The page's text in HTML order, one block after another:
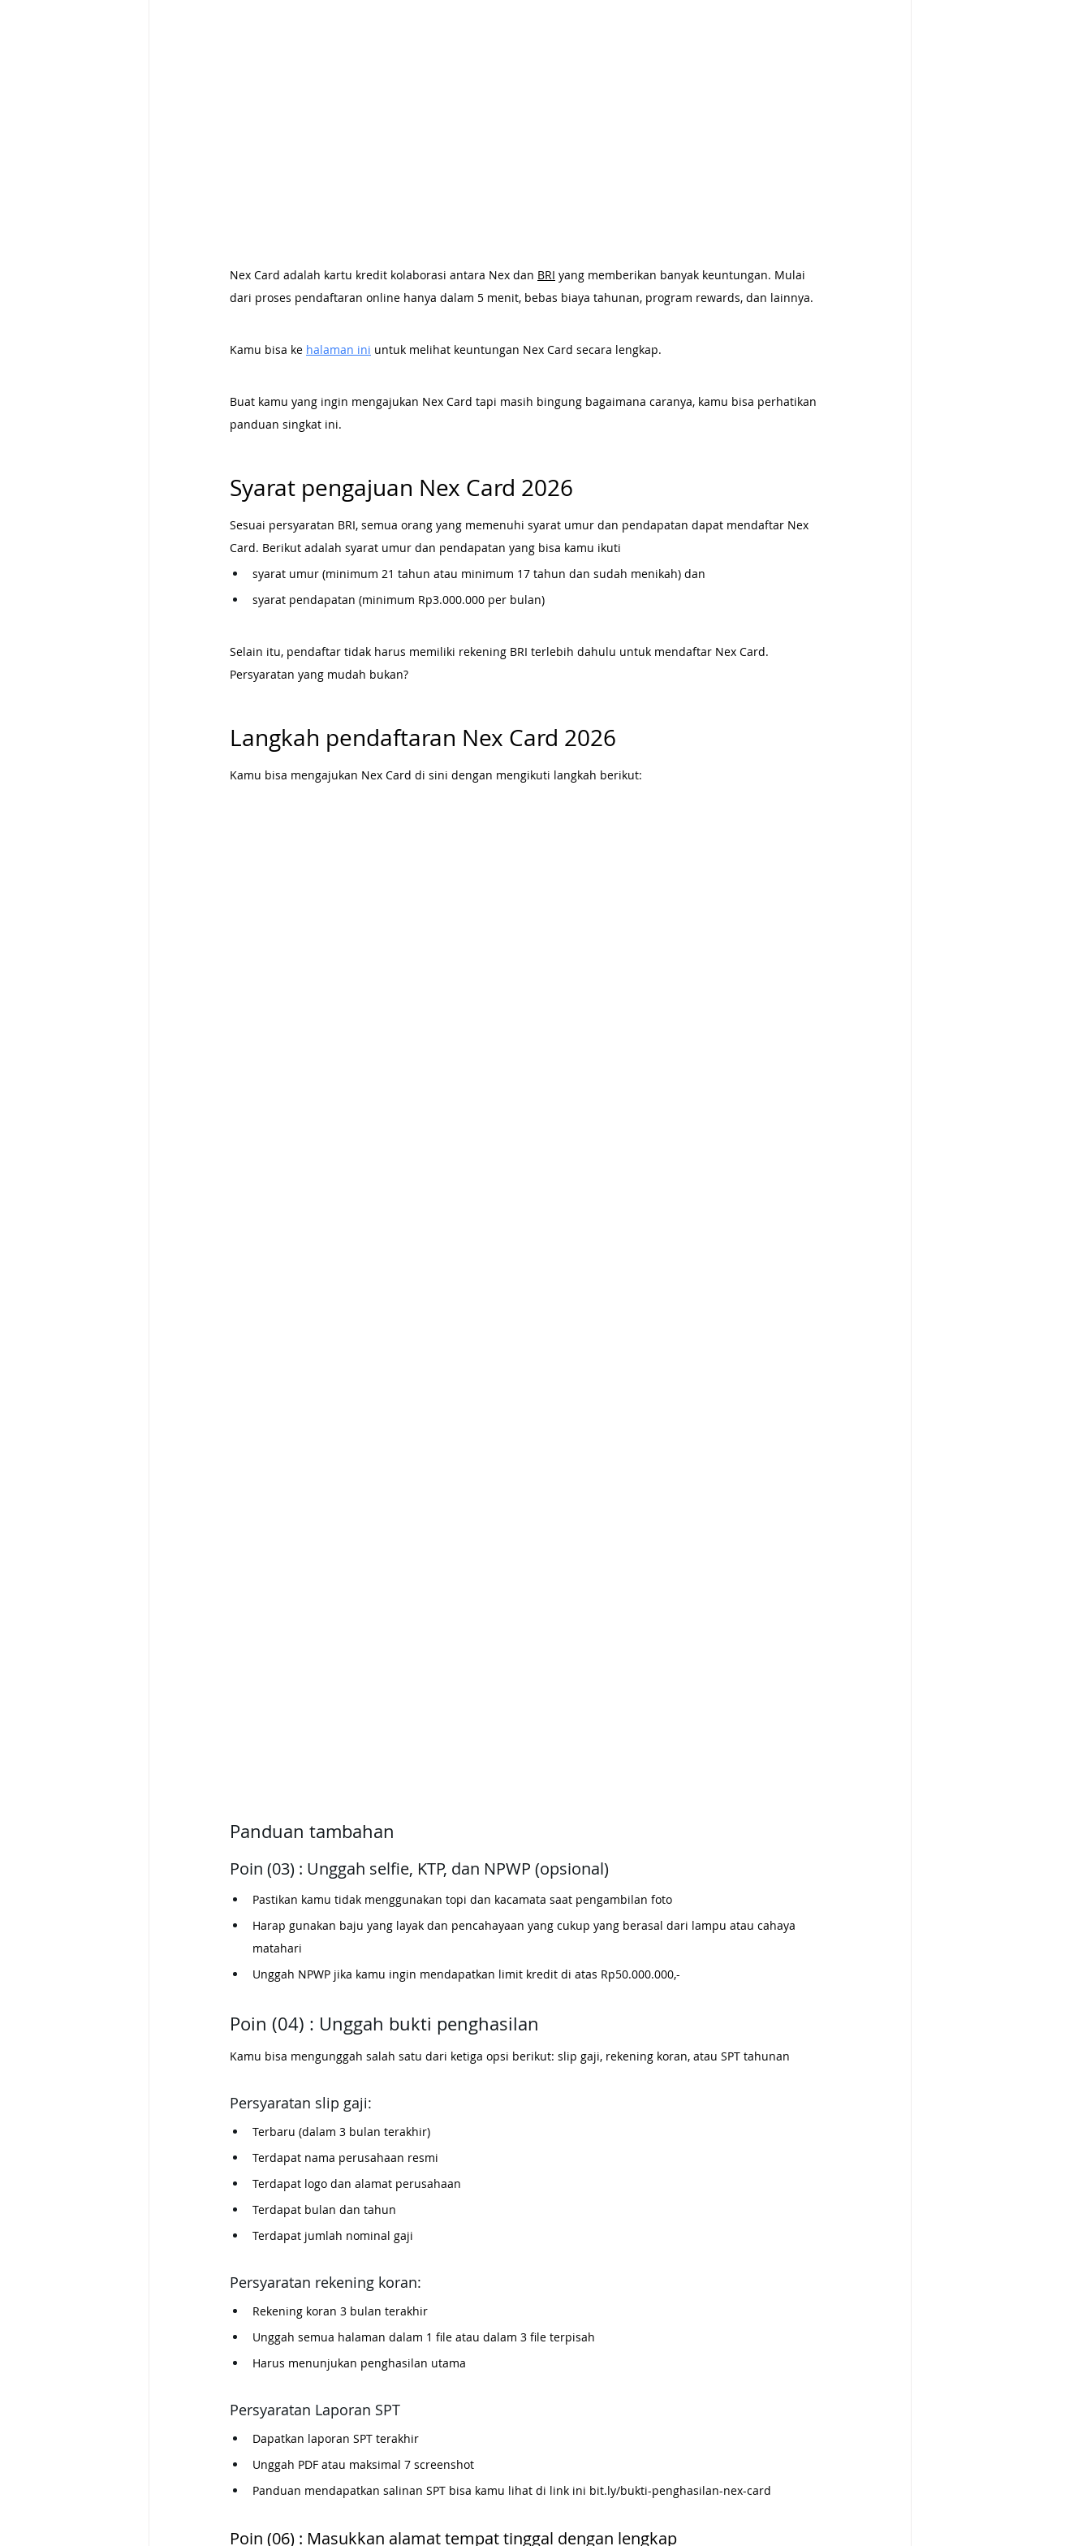
Nex Card adalah kartu kredit kolaborasi antara Nex dan BRI yang memberikan banyak keuntungan. Mulai
dari proses pendaftaran online hanya dalam 5 menit, bebas biaya tahunan, program rewards, dan lainnya.
Kamu bisa ke halaman ini untuk melihat keuntungan Nex Card secara lengkap.
Buat kamu yang ingin mengajukan Nex Card tapi masih bingung bagaimana caranya, kamu bisa perhatikan
panduan singkat ini.
Syarat pengajuan Nex Card 2026
Sesuai persyaratan BRI, semua orang yang memenuhi syarat umur dan pendapatan dapat mendaftar Nex
Card. Berikut adalah syarat umur dan pendapatan yang bisa kamu ikuti
syarat umur (minimum 21 tahun atau minimum 17 tahun dan sudah menikah) dan
syarat pendapatan (minimum Rp3.000.000 per bulan)
Selain itu, pendaftar tidak harus memiliki rekening BRI terlebih dahulu untuk mendaftar Nex Card.
Persyaratan yang mudah bukan?
Langkah pendaftaran Nex Card 2026
Kamu bisa mengajukan Nex Card di sini dengan mengikuti langkah berikut:
Panduan tambahan
Poin (03) : Unggah selfie, KTP, dan NPWP (opsional)
Pastikan kamu tidak menggunakan topi dan kacamata saat pengambilan foto
Harap gunakan baju yang layak dan pencahayaan yang cukup yang berasal dari lampu atau cahaya
matahari
Unggah NPWP jika kamu ingin mendapatkan limit kredit di atas Rp50.000.000,-
Poin (04) : Unggah bukti penghasilan
Kamu bisa mengunggah salah satu dari ketiga opsi berikut: slip gaji, rekening koran, atau SPT tahunan
Persyaratan slip gaji:
Terbaru (dalam 3 bulan terakhir)
Terdapat nama perusahaan resmi
Terdapat logo dan alamat perusahaan
Terdapat bulan dan tahun
Terdapat jumlah nominal gaji
Persyaratan rekening koran:
Rekening koran 3 bulan terakhir
Unggah semua halaman dalam 1 file atau dalam 3 file terpisah
Harus menunjukan penghasilan utama
Persyaratan Laporan SPT
Dapatkan laporan SPT terakhir
Unggah PDF atau maksimal 7 screenshot
Panduan mendapatkan salinan SPT bisa kamu lihat di link ini bit.ly/bukti-penghasilan-nex-card
Poin (06) : Masukkan alamat tempat tinggal dengan lengkap